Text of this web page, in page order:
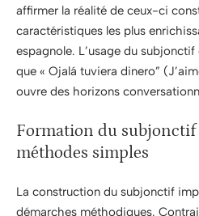
affirmer la réalité de ceux-ci
caractéristiques les plus
espagnole. L’usage du
que « Ojalá tuviera dinero”
ouvre des horizons
Formation du
méthodes simples
La construction du subjonctif
démarches méthodiques.